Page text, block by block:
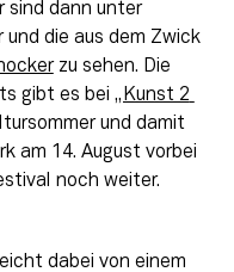
sind dann unter
und die aus dem Zwick
zu sehen. Die
gibt es bei „Kunst 2
und damit
am 14. August vorbei
noch weiter.
dabei von einem